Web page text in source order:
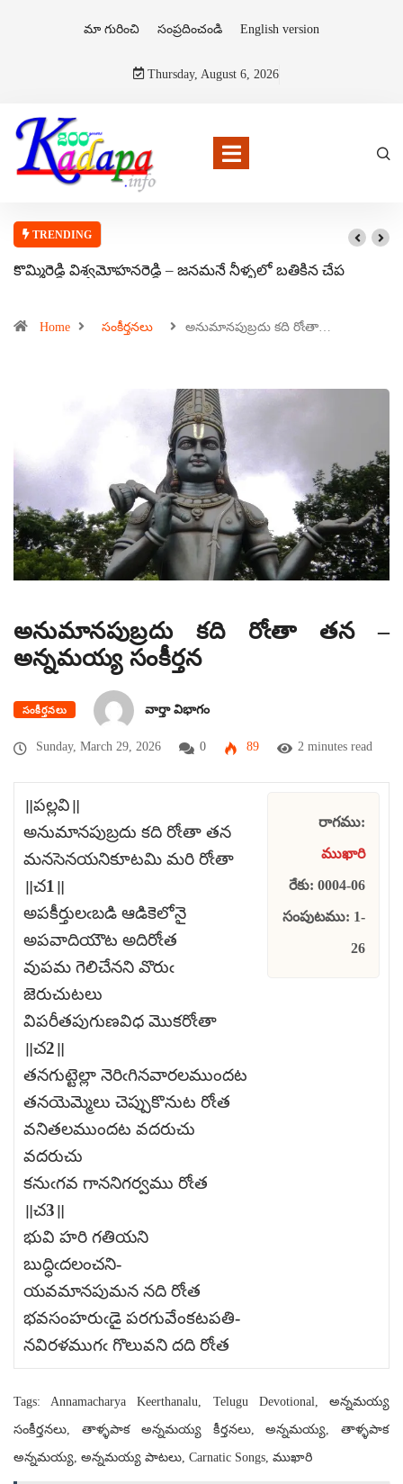
మా గురించి సంప్రదించండి English version
Thursday, August 6, 2026
TRENDING
కొమ్మిరెడ్డి విశ్వమోహనరెడ్డి – జనమనే నీళ్ళలో బతికిన చేప
Home సంకీర్తనలు అనుమానపుబ్రదు కది రోఁతా…
అనుమానపుబ్రదు కది రోఁతా తన –
అన్నమయ్య సంకీర్తన
సంకీర్తనలు వార్తా విభాగం
Sunday, March 29, 2026 0 89 2 minutes read
॥పల్లవి॥
అనుమానపుబ్రదు కది రోఁతా తన
మనసెనయనికూటమి మరి రోఁతా
॥చ1॥
అపకీర్తులఁబడి ఆడికెలోనై
అపవాదియౌట అదిరోఁత
వుపమ గెలిచేనని వొరుఁ
జెరుచుటలు
విపరీతపుగుణవిధ మొకరోఁతా
॥చ2॥
తనగుట్టెల్లా నెరిఁగినవారలముందట
తనయెమ్మెలు చెప్పుకొనుట రోఁత
వనితలముందట వదరుచు
వదరుచు
కనుఁగవ గాననిగర్వము రోఁత
॥చ3॥
భువి హరి గతియని
బుద్ధిఁదలంచని-
యవమానపుమన నది రోఁత
భవసంహరుఁడై పరగువేంకటపతి-
నవిరళముగఁ గొలువని దది రోఁత
రాగము:
ముఖారి
రేకు: 0004-06
సంపుటము: 1-
26
Tags: Annamacharya Keerthanalu, Telugu Devotional, అన్నమయ్య
సంకీర్తనలు, తాళ్ళపాక అన్నమయ్య కీర్తనలు, అన్నమయ్య, తాళ్ళపాక
అన్నమయ్య, అన్నమయ్య పాటలు, Carnatic Songs, ముఖారి